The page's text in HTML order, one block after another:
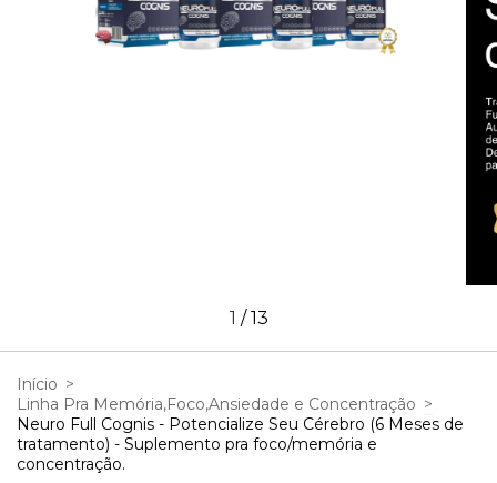
1 /13
Início >
Linha Pra Memória,Foco,Ansiedade e Concentração >
Neuro Full Cognis - Potencialize Seu Cérebro (6 Meses de
tratamento) - Suplemento pra foco/memória e
concentração.